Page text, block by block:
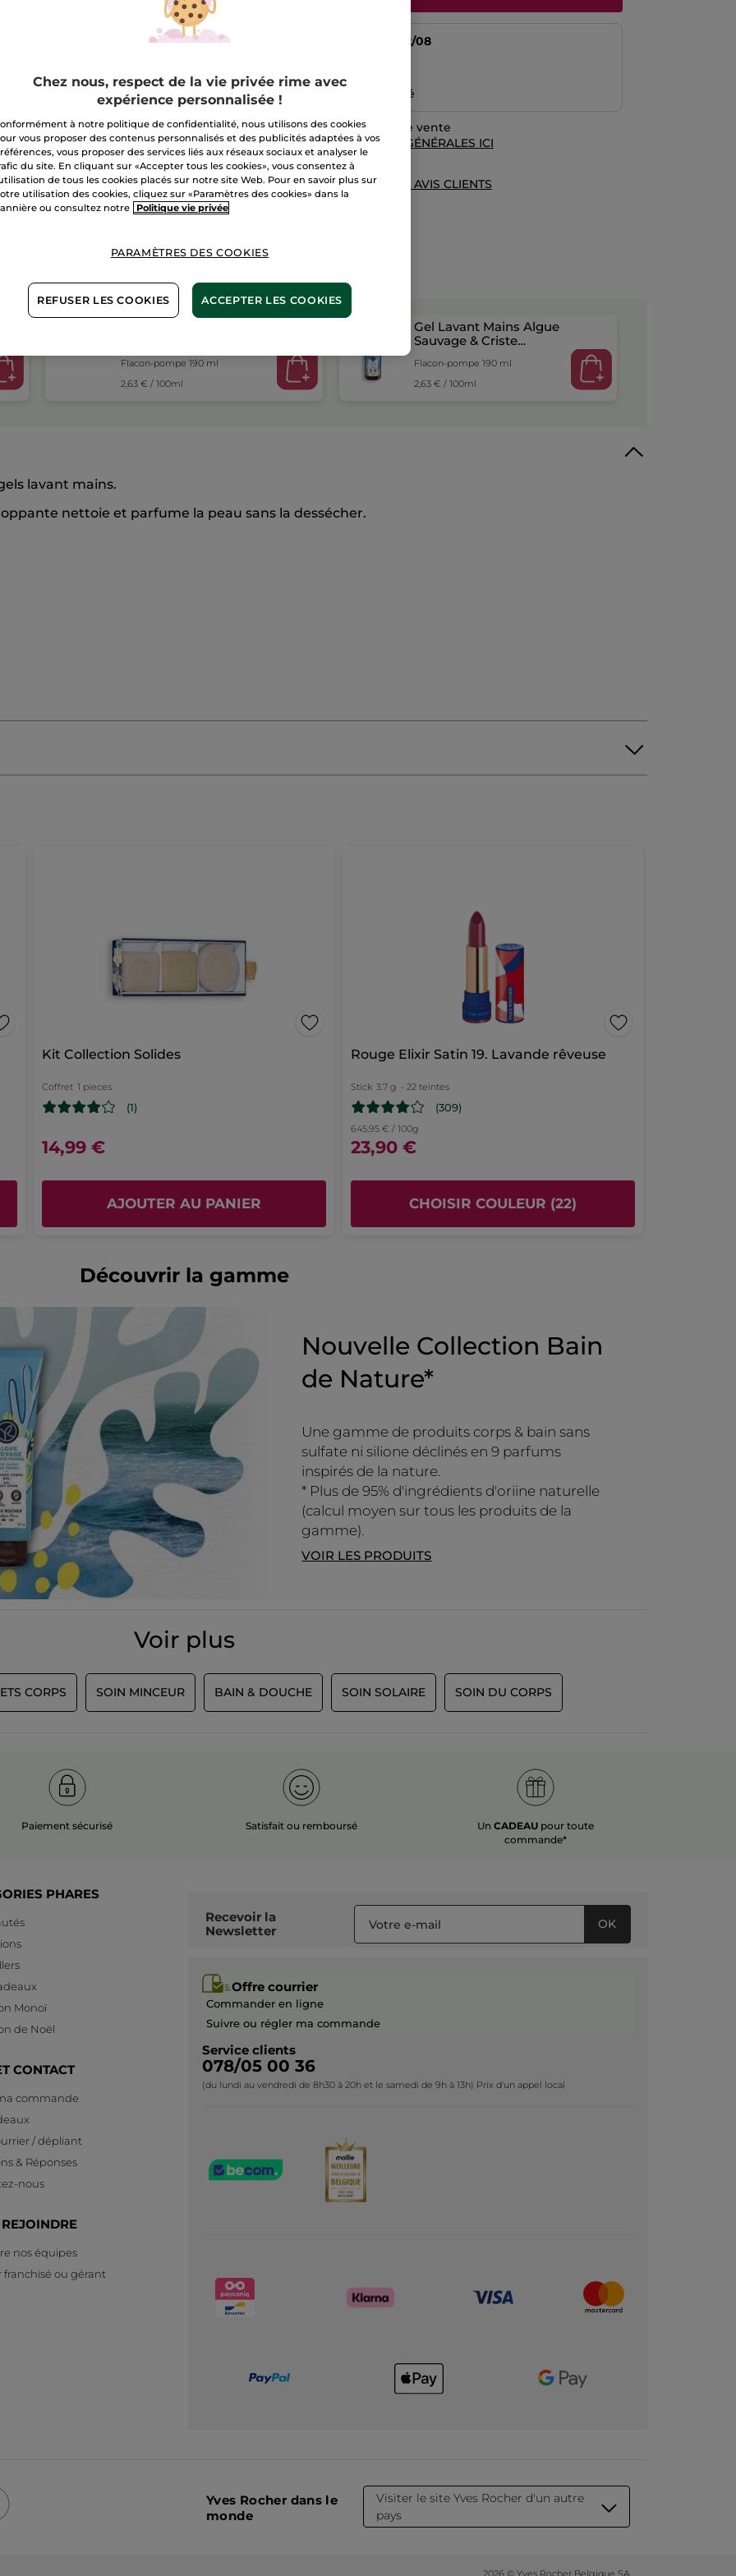
12/08
Satisfait ou remboursé
Conditions générales de vente
VOIR LES CONDITIONS GÉNÉRALES ICI
Avis clients
VOIR LA POLITIQUE DES AVIS CLIENTS
Flacon-pompe 190 ml
2,63 € / 100ml
Gel Lavant Mains Algue
Sauvage & Criste
Flacon-pompe 190 ml
2,63 € / 100ml
lavant mains.
nettoie et parfume la peau sans la dessécher.
Kit Collection Solides
Coffret 1 pieces
(1)
14,99 €
AJOUTER AU PANIER
Rouge Elixir Satin 19. Lavande rêveuse
Stick 3.7 g - 22 teintes
(309)
645,95 € / 100g
23,90 €
CHOISIR COULEUR (22)
Découvrir la gamme
Nouvelle Collection Bain
de Nature*
Une gamme de produits corps & bain sans
sulfate ni silione déclinés en 9 parfums
inspirés de la nature.
* Plus de 95% d'ingrédients d'oriine naturelle
(calcul moyen sur tous les produits de la
gamme).
VOIR LES PRODUITS
Voir plus
CORPS SOIN MINCEUR BAIN & DOUCHE SOIN SOLAIRE SOIN DU CORPS
Paiement sécurisé Satisfait ou remboursé Un CADEAUpour toute
commande*
PHARES
Monoï
de Noël
CONTACT
commande
/ dépliant
& Réponses
nous
nos équipes
franchisé ou gérant
Recevoir la
Newsletter
OK
Offre courrier
Commander en ligne
Suivre ou régler ma commande
Service clients
078/05 00 36
(du lundi au vendredi de 8h30 à 20h et le samedi de 9h à 13h) Prix d'un appel local
Yves Rocher dans le
monde
Visiter le site Yves Rocher d'un autre
pays
2026 © Yves Rocher Belgique SA
Chez nous, respect de la vie privée rime avec
expérience personnalisée !
à notre politique de confidentialité, nous utilisons des cookies
vous proposer des contenus personnalisés et des publicités adaptées à vos
vous proposer des services liés aux réseaux sociaux et analyser le
du site. En cliquant sur «Accepter tous les cookies», vous consentez à
de tous les cookies placés sur notre site Web. Pour en savoir plus sur
utilisation des cookies, cliquez sur «Paramètres des cookies» dans la
ou consultez notre
Politique vie privée
PARAMÈTRES DES COOKIES
REFUSER LES COOKIES ACCEPTER LES COOKIES